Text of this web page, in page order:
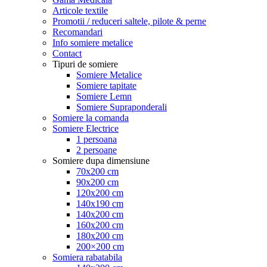
Articole textile
Promotii / reduceri saltele, pilote & perne
Recomandari
Info somiere metalice
Contact
Tipuri de somiere
Somiere Metalice
Somiere tapitate
Somiere Lemn
Somiere Supraponderali
Somiere la comanda
Somiere Electrice
1 persoana
2 persoane
Somiere dupa dimensiune
70x200 cm
90x200 cm
120x200 cm
140x190 cm
140x200 cm
160x200 cm
180x200 cm
200×200 cm
Somiera rabatabila